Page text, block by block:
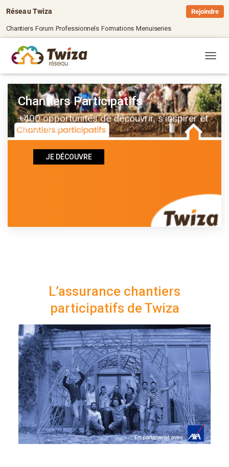
Réseau Twiza
Chantiers Forum Professionnels Formations Menuiseries
Rejoindre
Chantiers Participatifs
+400 opportunités de découvrir, s'inspirer et
rencontrer
JE DÉCOUVRE
L’assurance chantiers
participatifs de Twiza